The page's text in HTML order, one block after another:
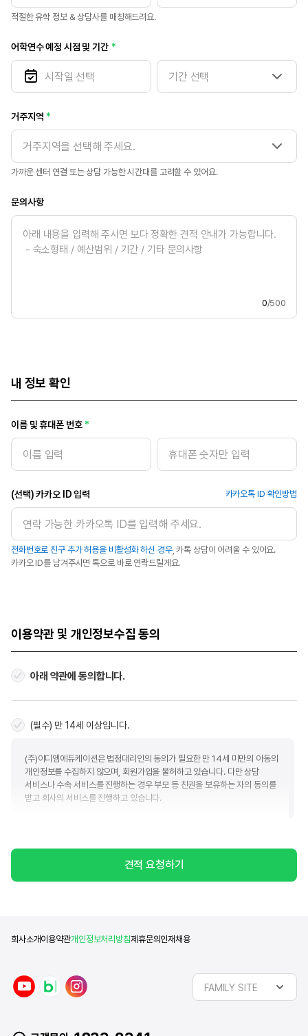
적절한 유학 정보 & 상담사를 매칭해드려요.
어학연수 예정 시점 및 기간
기간 선택
거주지역
거주지역을 선택해 주세요.
가까운 센터 연결 또는 상담 가능한 시간대를 고려할 수 있어요.
문의사항
0/500
내 정보 확인
이름 및 휴대폰 번호
(선택) 카카오 ID 입력 카카오톡 ID 확인방법
전화번호로 친구 추가 허용을 비활성화 하신 경우, 카톡 상담이 어려울 수 있어요.
카카오 ID를 남겨주시면 톡으로 바로 연락드릴게요.
이용약관 및 개인정보수집 동의
아래 약관에 동의합니다.
(필수) 만 14세 이상입니다.
(주)이디엠에듀케이션은 법정대리인의 동의가 필요한 만 14세 미만의 아동의
개인정보를 수집하지 않으며, 회원가입을 불허하고 있습니다. 다만 상담
서비스나 수속 서비스를 진행하는 경우 부모 등 친권을 보유하는 자의 동의를
받고 회사의 서비스를 진행하고 있습니다.
(주)이디엠에듀케이션(이하 "회사")는 아래와 같은 목적으로 개인정보를 수집
및 이용하고자 합니다. 회사는 귀하의 정보를 관리함에 있어서 「개인정보
■ 개인정보 수집 및 이용에 대한 동의(필수)
이름, 휴대폰번호, 이메일,
카카오톡ID, 전화번호, 주소,
및
동의일로부터
2년
견적 요청하기
회사소개이용약관개인정보처리방침제휴문의 인재채용
n
a
FAMILY SITE